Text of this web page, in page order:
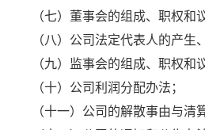
（七）董事会的组成、职权和
（八）公司法定代表人的产生
（九）监事会的组成、职权和
（十）公司利润分配办法；
（十一）公司的解散事由与清